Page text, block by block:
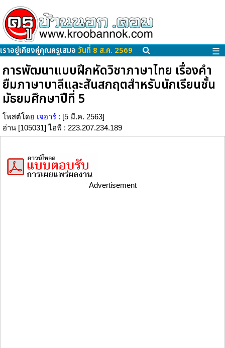
เราอยู่เคียงคู่คุณครูเสมอ วันที่ 8 ส.ค. 2569 ☰
การพัฒนาแบบฝึกหัดวิชาภาษาไทย เรื่องคำ
ยืมภาษาบาลีและสันสกฤตสำหรับนักเรียนชั้น
มัธยมศึกษาปีที่ 5
โพสต์โดย เจอาร์ : [5 มี.ค. 2563]
อ่าน [105031] ไอพี : 223.207.234.189
Advertisement